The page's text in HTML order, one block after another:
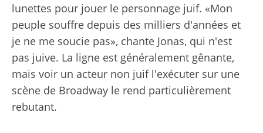
lunettes pour jouer le personnage juif. «Mon
peuple souffre depuis des milliers d'années et
je ne me soucie pas», chante Jonas, qui n'est
pas juive. La ligne est généralement gênante,
mais voir un acteur non juif l'exécuter sur une
scène de Broadway le rend particulièrement
rebutant.